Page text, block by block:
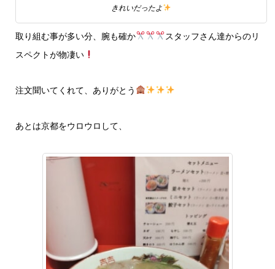
きれいだったよ
取り組む事が多い分、腕も確か
スタッフさん達からのリ
スペクトが物凄い
注文聞いてくれて、ありがとう
あとは京都をウロウロして、